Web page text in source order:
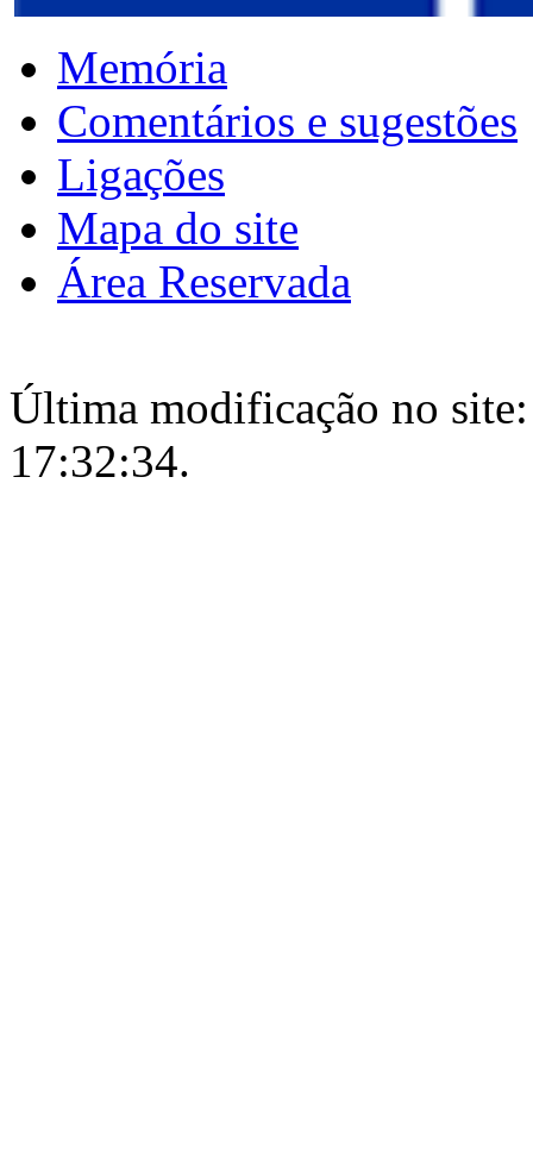
Memória
Comentários e sugestões
Ligações
Mapa do site
Área Reservada
Última modificação no
17:32:34.